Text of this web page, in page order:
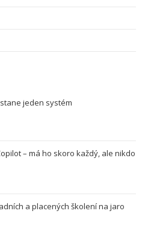
jeden systém
– má ho skoro každý, ale nikdo
a placených školení na jaro